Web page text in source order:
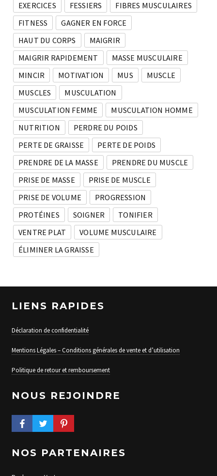
EXERCICES
FESSIERS
FIBRES MUSCULAIRES
FITNESS
GAGNER EN FORCE
HAUT DU CORPS
MAIGRIR
MAIGRIR RAPIDEMENT
MASSE MUSCULAIRE
MINCIR
MOTIVATION MUS
MUSCLE
MUSCLES
MUSCULATION
MUSCULATION FEMME
MUSCULATION HOMME
NUTRITION
PERDRE DU POIDS
PERTE DE GRAISSE
PERTE DE POIDS
PRENDRE DE LA MASSE
PRENDRE DU MUSCLE
PRISE DE MASSE
PRISE DE MUSCLE
PRISE DE VOLUME
PROGRESSION
PROTÉINES
SOIGNER
TONIFIER
VENTRE PLAT
VOLUME MUSCULAIRE
ÉLIMINER LA GRAISSE
LIENS RAPIDES
Déclaration de confidentialité
Mentions Légales – Conditions générales de vente et d’utilisation
Politique de retour et remboursement
NOUS REJOINDRE
FACEBOOK PROFILE
TWITTER PROFILEPINTEREST PROFILE
NOS PARTENAIRES